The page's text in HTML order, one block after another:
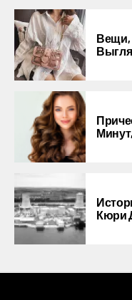
Вещи,
Кюри